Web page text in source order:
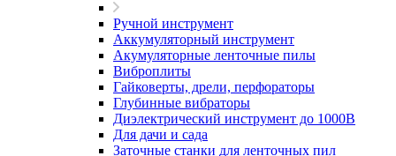
Ручной инструмент
Аккумуляторный инструмент
Акумуляторные ленточные пилы
Виброплиты
Гайковерты, дрели, перфораторы
Глубинные вибраторы
Диэлектрический инструмент до 1000В
Для дачи и сада
Заточные станки для ленточных пил